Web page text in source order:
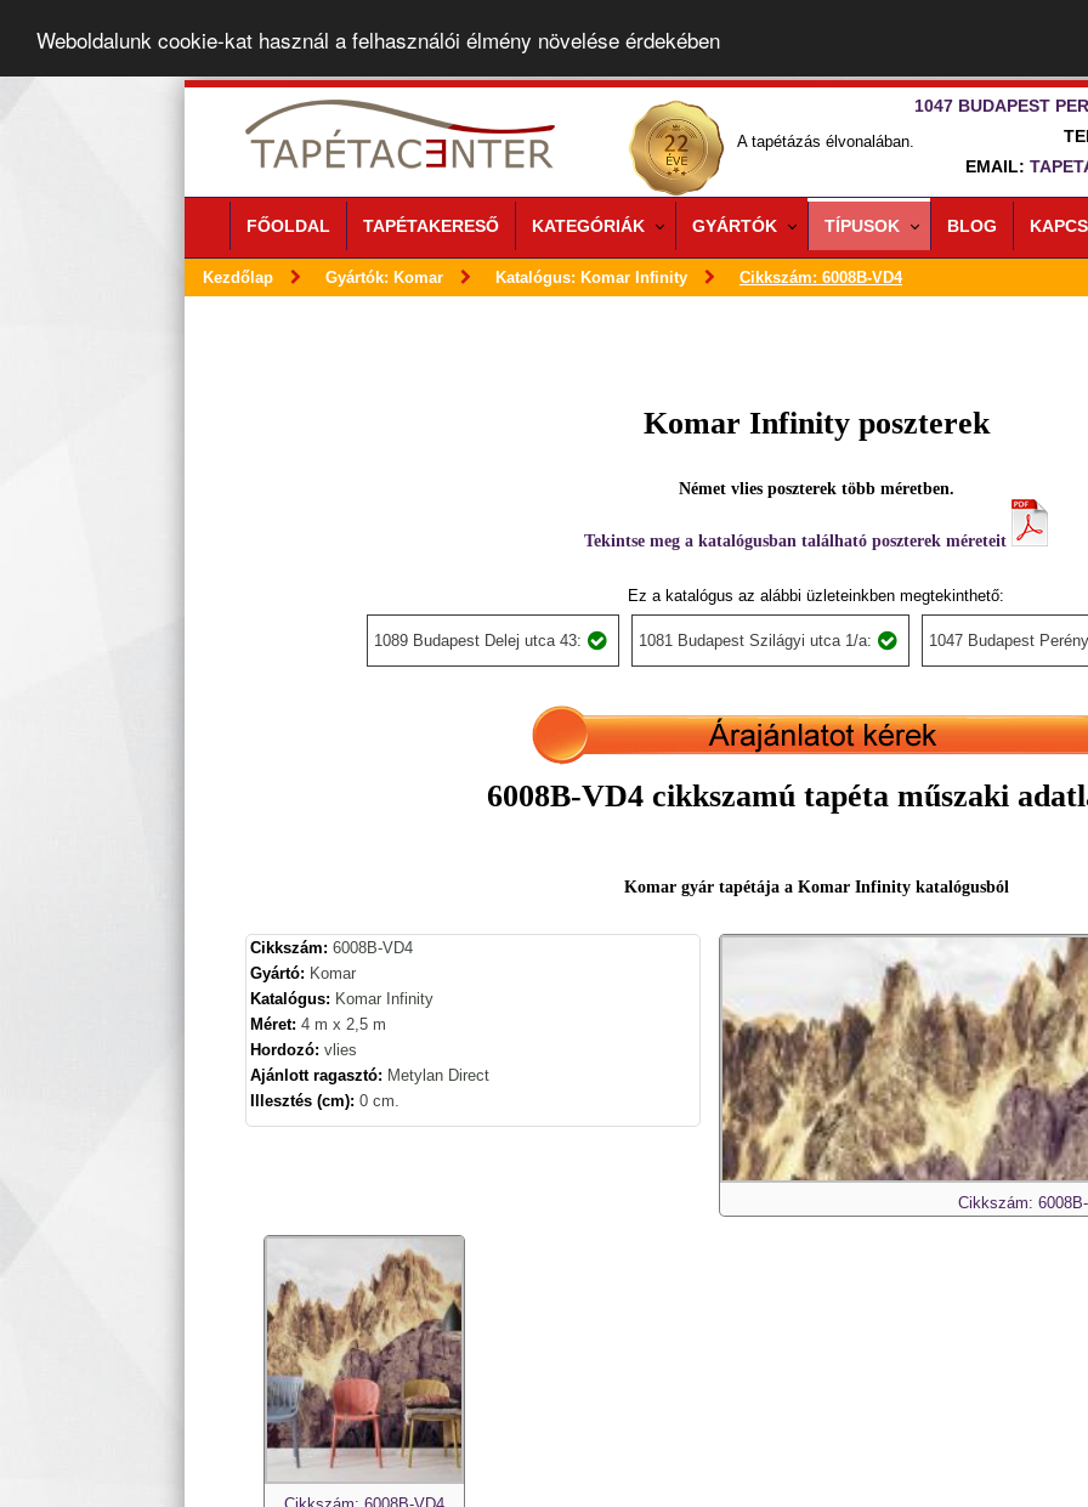
Weboldalunk cookie-kat használ a felhasználói élmény növelése érdekében
A tapétázás élvonalában.
1047 BUDAPEST
EMAIL:
FŐOLDAL TAPÉTAKERESŐ KATEGÓRIÁK GYÁRTÓK TÍPUSOK BLOG
Kezdőlap Gyártók: Komar Katalógus: Komar Infinity Cikkszám: 6008B-VD4
Komar Infinity poszterek
Német vlies poszterek több méretben.
Tekintse meg a katalógusban található poszterek méreteit
Ez a katalógus az alábbi üzleteinkben megtekinthető:
1089 Budapest Delej utca 43: 1081 Budapest Szilágyi utca 1/a: 1047 Budapest
6008B-VD4 cikkszamú tapéta műszaki
Komar gyár tapétája a Komar Infinity katalógusból
Cikkszám: 6008B-VD4
Gyártó: Komar
Katalógus: Komar Infinity
Méret: 4 m x 2,5 m
Hordozó: vlies
Ajánlott ragasztó: Metylan Direct
Illesztés (cm): 0 cm.
Cikkszám: